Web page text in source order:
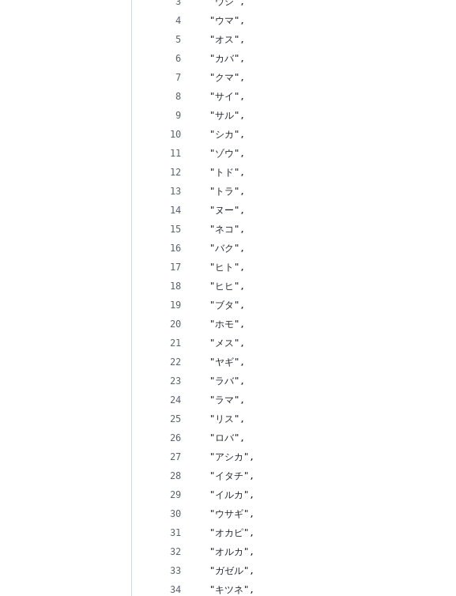
  "ウマ",
  "オス",
  "カバ",
  "クマ",
  "サイ",
  "サル",
  "シカ",
  "ゾウ",
  "トド",
  "トラ",
  "ヌー",
  "ネコ",
  "バク",
  "ヒト",
  "ヒヒ",
  "ブタ",
  "ホモ",
  "メス",
  "ヤギ",
  "ラバ",
  "ラマ",
  "リス",
  "ロバ",
  "アシカ",
  "イタチ",
  "イルカ",
  "ウサギ",
  "オカピ",
  "オルカ",
  "ガゼル",
  "キツネ",